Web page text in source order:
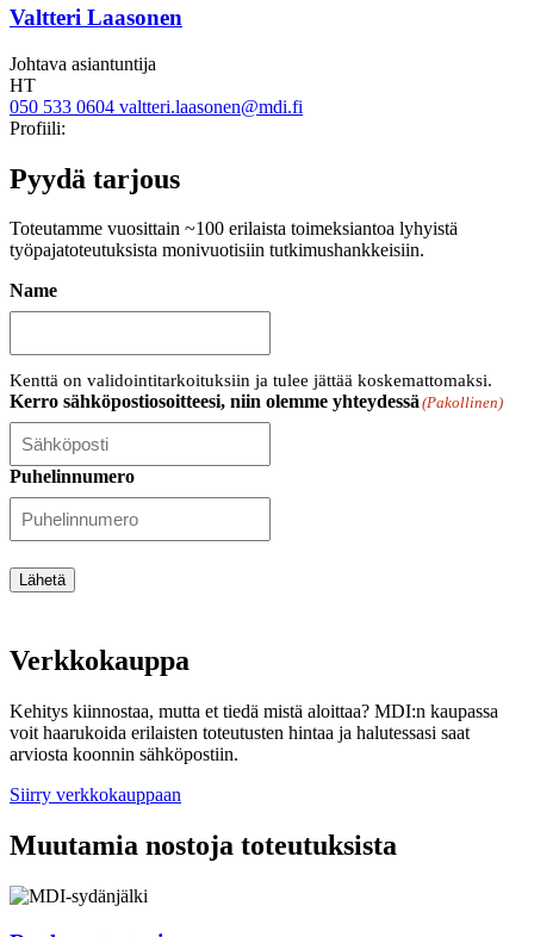
Valtteri Laasonen
Johtava asiantuntija
HT
050 533 0604 valtteri.laasonen@mdi.fi
Profiili:
Pyydä tarjous
Toteutamme vuosittain ~100 erilaista toimeksiantoa lyhyistä
työpajatoteutuksista monivuotisiin tutkimushankkeisiin.
Name
Kenttä on validointitarkoituksiin ja tulee jättää koskemattomaksi.
Kerro sähköpostiosoitteesi, niin olemme yhteydessä(Pakollinen)
Puhelinnumero
Lähetä
Verkkokauppa
Kehitys kiinnostaa, mutta et tiedä mistä aloittaa? MDI:n kaupassa
voit haarukoida erilaisten toteutusten hintaa ja halutessasi saat
arviosta koonnin sähköpostiin.
Siirry verkkokauppaan
Muutamia nostoja toteutuksista